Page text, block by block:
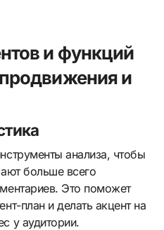
и функций
и
анализа, чтобы
больше всего
Это поможет
план и делать акцент на
у аудитории.